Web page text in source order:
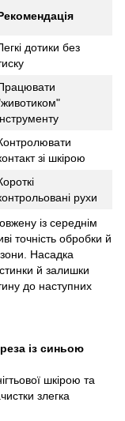
дотики без
зі шкірою
рухи
із середнім
точність обробки й
Насадка
й залишки
до наступних
із синьою
шкірою та
злегка